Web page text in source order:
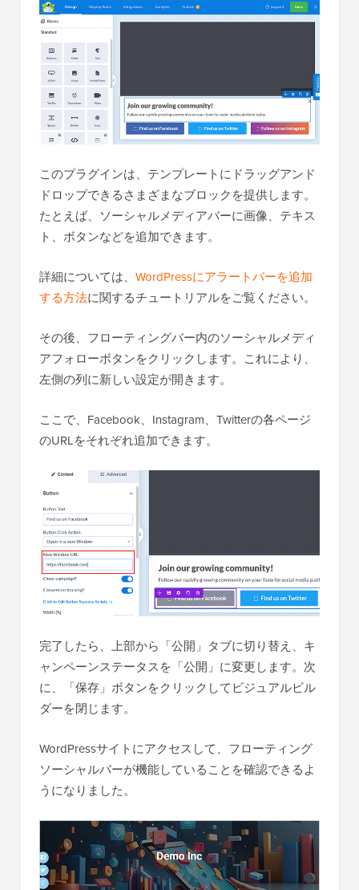
このプラグインは、テンプレートにドラッグアンド
ドロップできるさまざまなブロックを提供します。
たとえば、ソーシャルメディアバーに画像、テキス
ト、ボタンなどを追加できます。
詳細については、 WordPressにアラートバーを追加
する方法に関するチュートリアルをご覧ください。
その後、フローティングバー内のソーシャルメディ
アフォローボタンをクリックします。これにより、
左側の列に新しい設定が開きます。
ここで、Facebook、Instagram、Twitterの各ページ
のURLをそれぞれ追加できます。
完了したら、上部から「公開」タブに切り替え、キ
ャンペーンステータスを「公開」に変更します。次
に、「保存」ボタンをクリックしてビジュアルビル
ダーを閉じます。
WordPressサイトにアクセスして、フローティング
ソーシャルバーが機能していることを確認できるよ
うになりました。